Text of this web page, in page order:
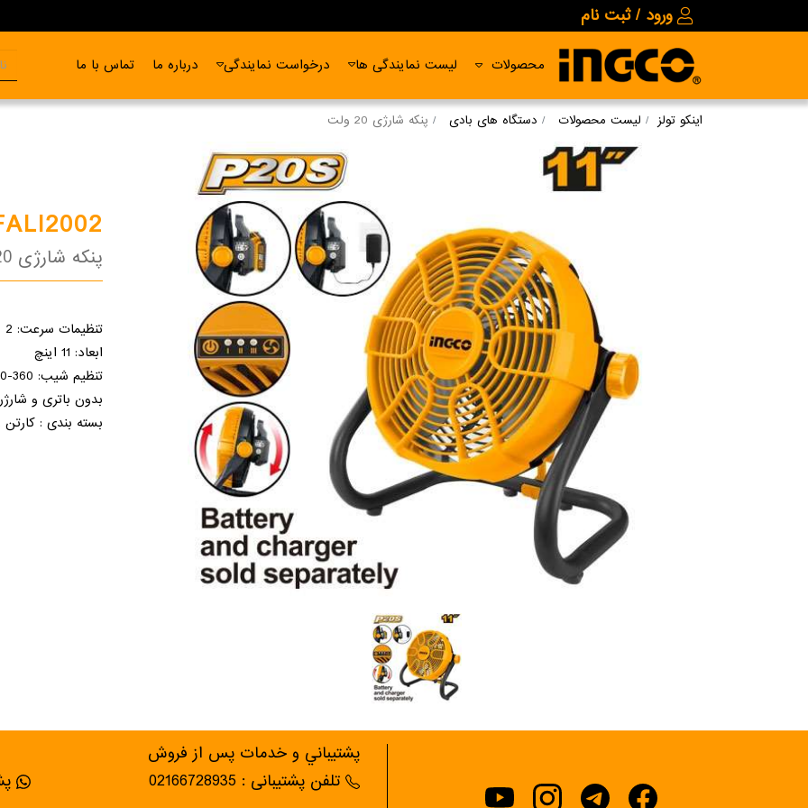
ورود / ثبت نام
محصولات لیست نمایندگی ها درخواست نمایندگی درباره ما تماس با ما
اینکو تولز لیست محصولات دستگاه های بادی پنکه شارژی 20 ولت
پنکه شارژی 20 ولت
تنظیمات سرعت: 2
ابعاد: 11 اینچ
تنظیم شیب: 360-0 درجه
بدون باتری و شارژر
بسته بندی : کارتن
پشتيباني و خدمات پس از فروش
تلفن پشتیبانی : 02166728935